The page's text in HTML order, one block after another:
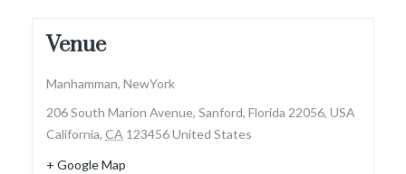
Venue
Manhamman, NewYork
206 South Marion Avenue, Sanford, Florida 22056, USA
California, CA 123456United States
+ Google Map